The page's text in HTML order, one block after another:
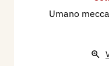
Umano